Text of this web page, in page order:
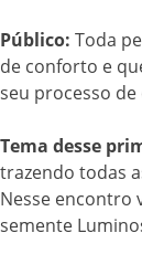
Público: Toda
de conforto e
seu processo
Tema desse
trazendo todas
Nesse encontro
semente